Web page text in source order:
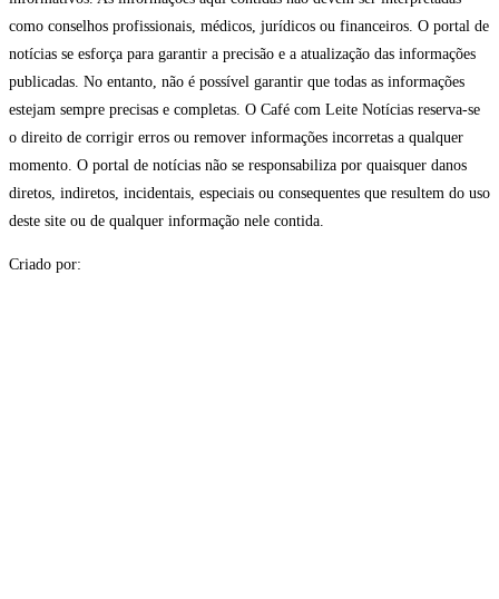
como conselhos profissionais, médicos, jurídicos ou financeiros. O portal de
notícias se esforça para garantir a precisão e a atualização das informações
publicadas. No entanto, não é possível garantir que todas as informações
estejam sempre precisas e completas. O Café com Leite Notícias reserva-se
o direito de corrigir erros ou remover informações incorretas a qualquer
momento. O portal de notícias não se responsabiliza por quaisquer danos
diretos, indiretos, incidentais, especiais ou consequentes que resultem do uso
deste site ou de qualquer informação nele contida.
Criado por: